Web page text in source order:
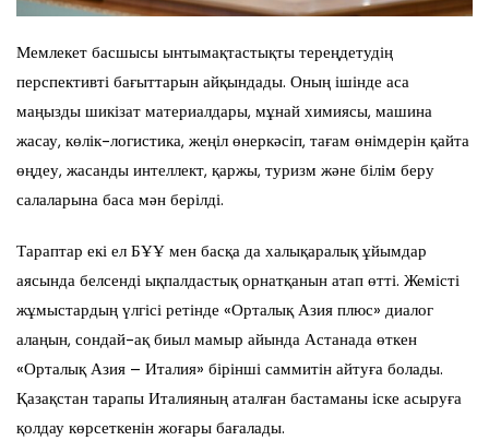
Мемлекет басшысы ынтымақтастықты тереңдетудің
перспективті бағыттарын айқындады. Оның ішінде аса
маңызды шикізат материалдары, мұнай химиясы, машина
жасау, көлік-логистика, жеңіл өнеркәсіп, тағам өнімдерін қайта
өңдеу, жасанды интеллект, қаржы, туризм және білім беру
салаларына баса мән берілді.
Тараптар екі ел БҰҰ мен басқа да халықаралық ұйымдар
аясында белсенді ықпалдастық орнатқанын атап өтті. Жемісті
жұмыстардың үлгісі ретінде «Орталық Азия плюс» диалог
алаңын, сондай-ақ биыл мамыр айында Астанада өткен
«Орталық Азия – Италия» бірінші саммитін айтуға болады.
Қазақстан тарапы Италияның аталған бастаманы іске асыруға
қолдау көрсеткенін жоғары бағалады.